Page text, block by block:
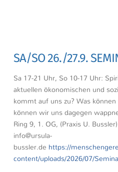
SA/SO 26./27.9.
Sa 17-21 Uhr, So 10-17 Uhr:
aktuellen ökonomischen und
kommt auf uns zu? Was
können wir uns dagegen
Ring 9, 1. OG, (Praxis U.
info@ursula-
bussler.de https://
content/uploads/2026/07/